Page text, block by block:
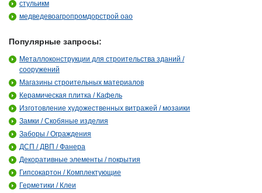
стульикм
медведевоагропромдорстрой оао
Популярные запросы:
Металлоконструкции для строительства зданий /
сооружений
Магазины строительных материалов
Керамическая плитка / Кафель
Изготовление художественных витражей / мозаики
Замки / Скобяные изделия
Заборы / Ограждения
ДСП / ДВП / Фанера
Декоративные элементы / покрытия
Гипсокартон / Комплектующие
Герметики / Клеи